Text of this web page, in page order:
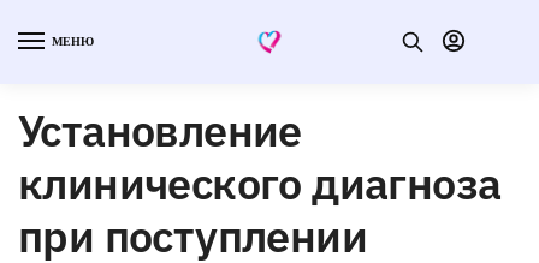
МЕНЮ
Установление
клинического диагноза
при поступлении